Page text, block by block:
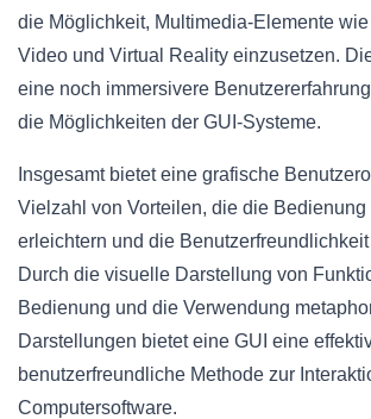
die Möglichkeit, Multimedia-Elemente wie
Video und Virtual Reality einzusetzen.
eine noch immersivere
die Möglichkeiten der GUI-Systeme.
Insgesamt bietet eine grafische
Vielzahl von Vorteilen, die die Bedienung
erleichtern und die
Durch die visuelle Darstellung von
Bedienung und die Verwendung
Darstellungen bietet eine GUI eine
benutzerfreundliche Methode zur
Computersoftware.